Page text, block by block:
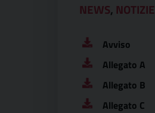
NEWS, NOTIZIE
Avviso
Allegato A
Allegato B
Allegato C